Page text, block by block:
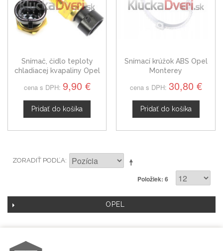
Snímač, čidlo teploty
chladiacej kvapaliny Opel
cena s DPH: 9,90 €
Pridať do košíka
Snímací krúžok ABS Opel
Monterey
cena s DPH: 30,80 €
Pridať do košíka
ZORADIŤ PODĽA
Položiek: 6
OPEL